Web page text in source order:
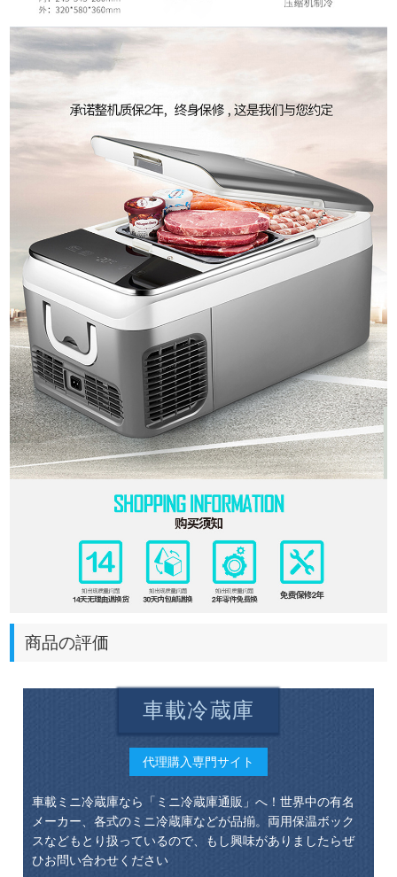
商品の評価
車載冷蔵庫
代理購入専門サイト
車載ミニ冷蔵庫なら「ミニ冷蔵庫通販」へ！世界中の有名
メーカー、各式のミニ冷蔵庫などが品揃。両用保温ボック
スなどもとり扱っているので、もし興味がありましたらぜ
ひお問い合わせください